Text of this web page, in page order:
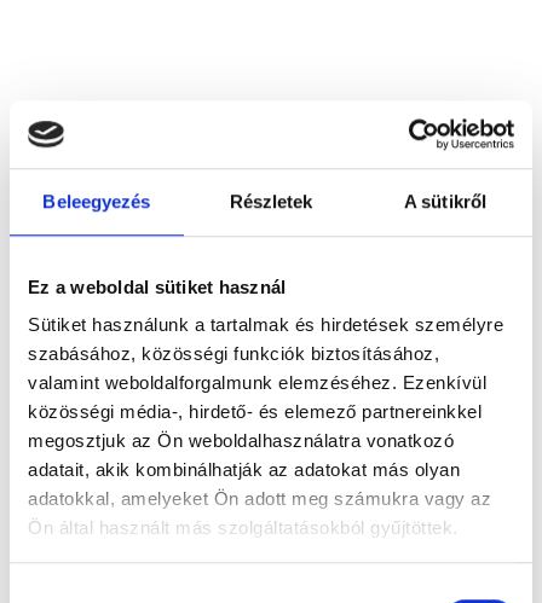
Beleegyezés Részletek A sütikről
Ez a weboldal sütiket használ
Sütiket használunk a tartalmak és hirdetések személyre
szabásához, közösségi funkciók biztosításához,
valamint weboldalforgalmunk elemzéséhez. Ezenkívül
közösségi média-, hirdető- és elemező partnereinkkel
megosztjuk az Ön weboldalhasználatra vonatkozó
adatait, akik kombinálhatják az adatokat más olyan
adatokkal, amelyeket Ön adott meg számukra vagy az
Ön által használt más szolgáltatásokból gyűjtöttek.
ADAMANTIN Kft.
Foglalj időpontot megbízható
magánorvosokhoz most!
Válassz szakterületet